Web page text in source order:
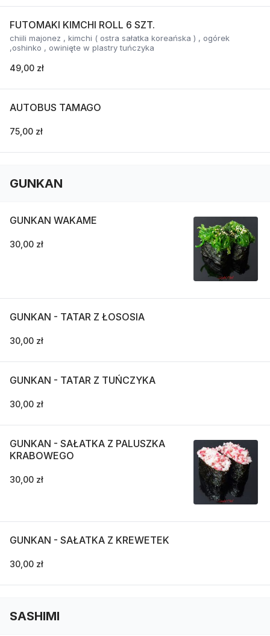
FUTOMAKI KIMCHI ROLL 6 SZT.
chiili majonez , kimchi ( ostra sałatka koreańska ) , ogórek
,oshinko , owinięte w plastry tuńczyka
49,00 zł
AUTOBUS TAMAGO
75,00 zł
GUNKAN
GUNKAN WAKAME
30,00 zł
GUNKAN - TATAR Z ŁOSOSIA
30,00 zł
GUNKAN - TATAR Z TUŃCZYKA
30,00 zł
GUNKAN - SAŁATKA Z PALUSZKA
KRABOWEGO
30,00 zł
GUNKAN - SAŁATKA Z KREWETEK
30,00 zł
SASHIMI